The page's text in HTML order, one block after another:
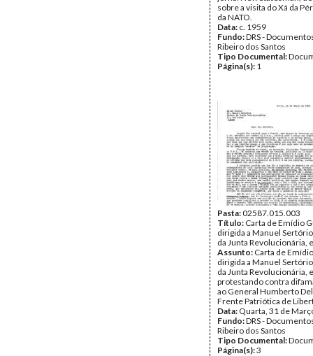
sobre a visita do Xá da
da NATO.
Data: c. 1959
Fundo:DRS -
Ribeiro dos Santos
Tipo Documental:
Página(s): 1
Pasta:02587.015.003
Título: Carta de Emídio
dirigida a Manuel
da Junta Revolucionária,
Assunto: Carta de
dirigida a Manuel
da Junta Revolucionária,
protestando contra
ao General Humberto
Frente Patriótica de
Data: Quarta, 31 de
Fundo:DRS -
Ribeiro dos Santos
Tipo Documental:
Página(s):3